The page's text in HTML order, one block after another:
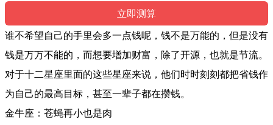
谁不希望自己的手里会多一点钱呢，钱不是万能的，但是没有
钱是万万不能的，而想要增加财富，除了开源，也就是节流。
对于十二星座里面的这些星座来说，他们时时刻刻都把省钱作
为自己的最高目标，甚至一辈子都在攒钱。
金牛座：苍蝇再小也是肉